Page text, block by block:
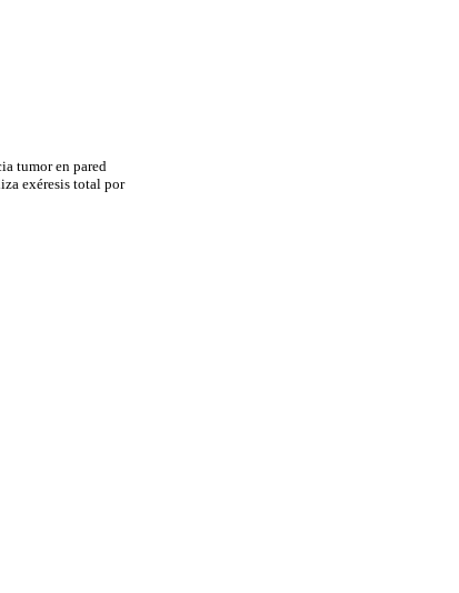
tumor en pared
exéresis total por